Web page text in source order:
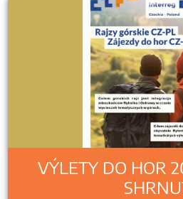
VÝLETY DO HOR